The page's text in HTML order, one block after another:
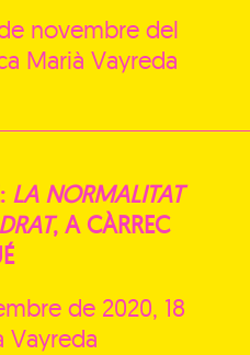
novembre del
Marià Vayreda
LA NORMALITAT
, A CÀRREC
de 2020, 18
Vayreda